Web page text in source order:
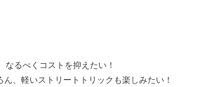
なるべくコストを抑えたい！
、軽いストリートトリックも楽しみたい！